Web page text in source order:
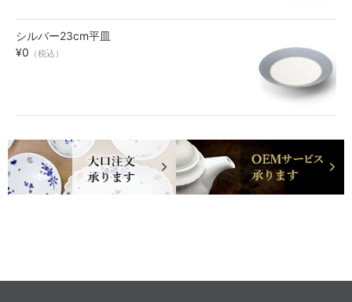
シルバー23cm平皿
¥0 （税込）